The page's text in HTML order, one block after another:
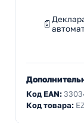
Код EAN:
Код товара: